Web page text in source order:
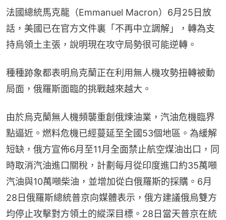
法國總統馬克龍（Emmanuel Macron）6月25日放
話，美國已在官方文件裏「不再中立調解」，轉為支
持烏領土主張，說明現在攻守局勢很可能逆轉。
種種跡象都表明烏克蘭正在利用無人機攻勢扭轉被動
局面，俄羅斯面臨的挑戰越來越大。
由於烏克蘭無人機頻襲重創俄煉油業，汽油危機臨界
點逼近。燃料危機已經蔓延至全國53個地區。為緩解
短缺，俄方宣佈6月至11月全面禁止航空煤油出口，同
時取消汽油進口關稅，計劃每月從印度進口約35萬噸
汽油與10萬噸柴油，並增加從白俄羅斯的採購。6月
28日俄羅斯總統普京向媒體表示，俄方建議俄烏雙方
均停止攻擊對方領土的縱深目標。28日當天普京在統